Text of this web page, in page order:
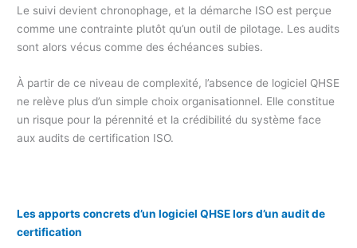
Le suivi devient chronophage, et la démarche ISO est perçue
comme une contrainte plutôt qu’un outil de pilotage. Les audits
sont alors vécus comme des échéances subies.
À partir de ce niveau de complexité, l’absence de logiciel QHSE
ne relève plus d’un simple choix organisationnel. Elle constitue
un risque pour la pérennité et la crédibilité du système face
aux audits de certification ISO.
Les apports concrets d’un logiciel QHSE lors d’un audit de
certification